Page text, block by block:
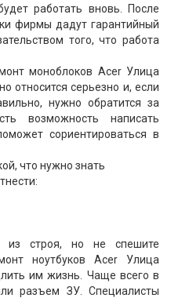
работать вновь. После
фирмы дадут гарантийный
того, что работа
моноблоков Acer Улица
относится серьезно и, если
нужно обратится за
возможность написать
сориентироваться в
что нужно знать
из строя, но не спешите
ноутбуков Acer Улица
им жизнь. Чаще всего в
разъем ЗУ. Специалисты